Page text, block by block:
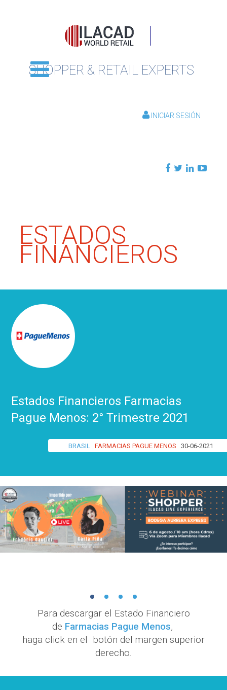
SHOPPER & RETAIL EXPERTS
INICIAR SESIÓN
ESTADOS
FINANCIEROS
Estados Financieros Farmacias
Pague Menos: 2° Trimestre 2021
BRASIL FARMACIAS PAGUE MENOS 30-06-2021
Para descargar el Estado Financiero
de Farmacias Pague Menos,
haga click en el botón del margen superior
derecho.